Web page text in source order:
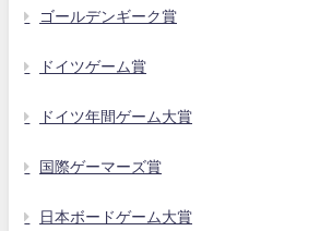
ゴールデンギーク賞
ドイツゲーム賞
ドイツ年間ゲーム大賞
国際ゲーマーズ賞
日本ボードゲーム大賞